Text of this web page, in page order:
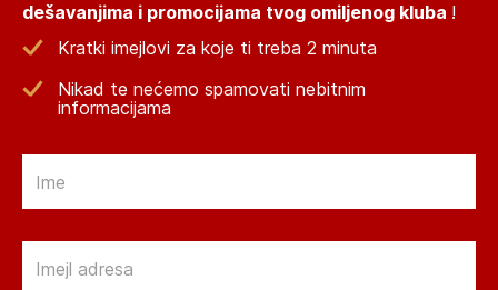
dešavanjima i promocijama tvog omiljenog kluba !
Kratki imejlovi za koje ti treba 2 minuta
Nikad te nećemo spamovati nebitnim
informacijama